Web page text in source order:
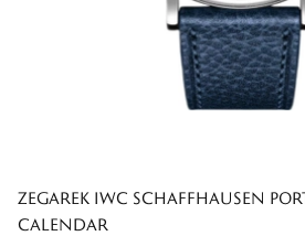
ZEGAREK IWC SCHAFFHAUSEN
CALENDAR